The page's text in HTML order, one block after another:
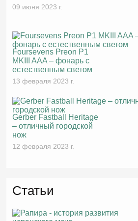
09 июня 2023 г.
Foursevens Preon P1
MKIII AAA – фонарь с
естественным светом
13 февраля 2023 г.
Gerber Fastball Heritage
– отличный городской
нож
12 февраля 2023 г.
Статьи